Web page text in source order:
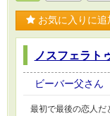
お気に入りに追
ノスフェラト
ビーバー父さん
最初で最後の恋人だ